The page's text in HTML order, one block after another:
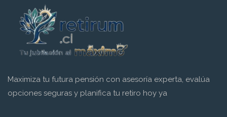
Maximiza tu futura pensión con asesoría experta, evalúa
opciones seguras y planifica tu retiro hoy ya